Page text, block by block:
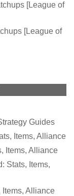
[League of
[League of
Guides
Items, Alliance
Items, Alliance
Stats, Items,
Alliance